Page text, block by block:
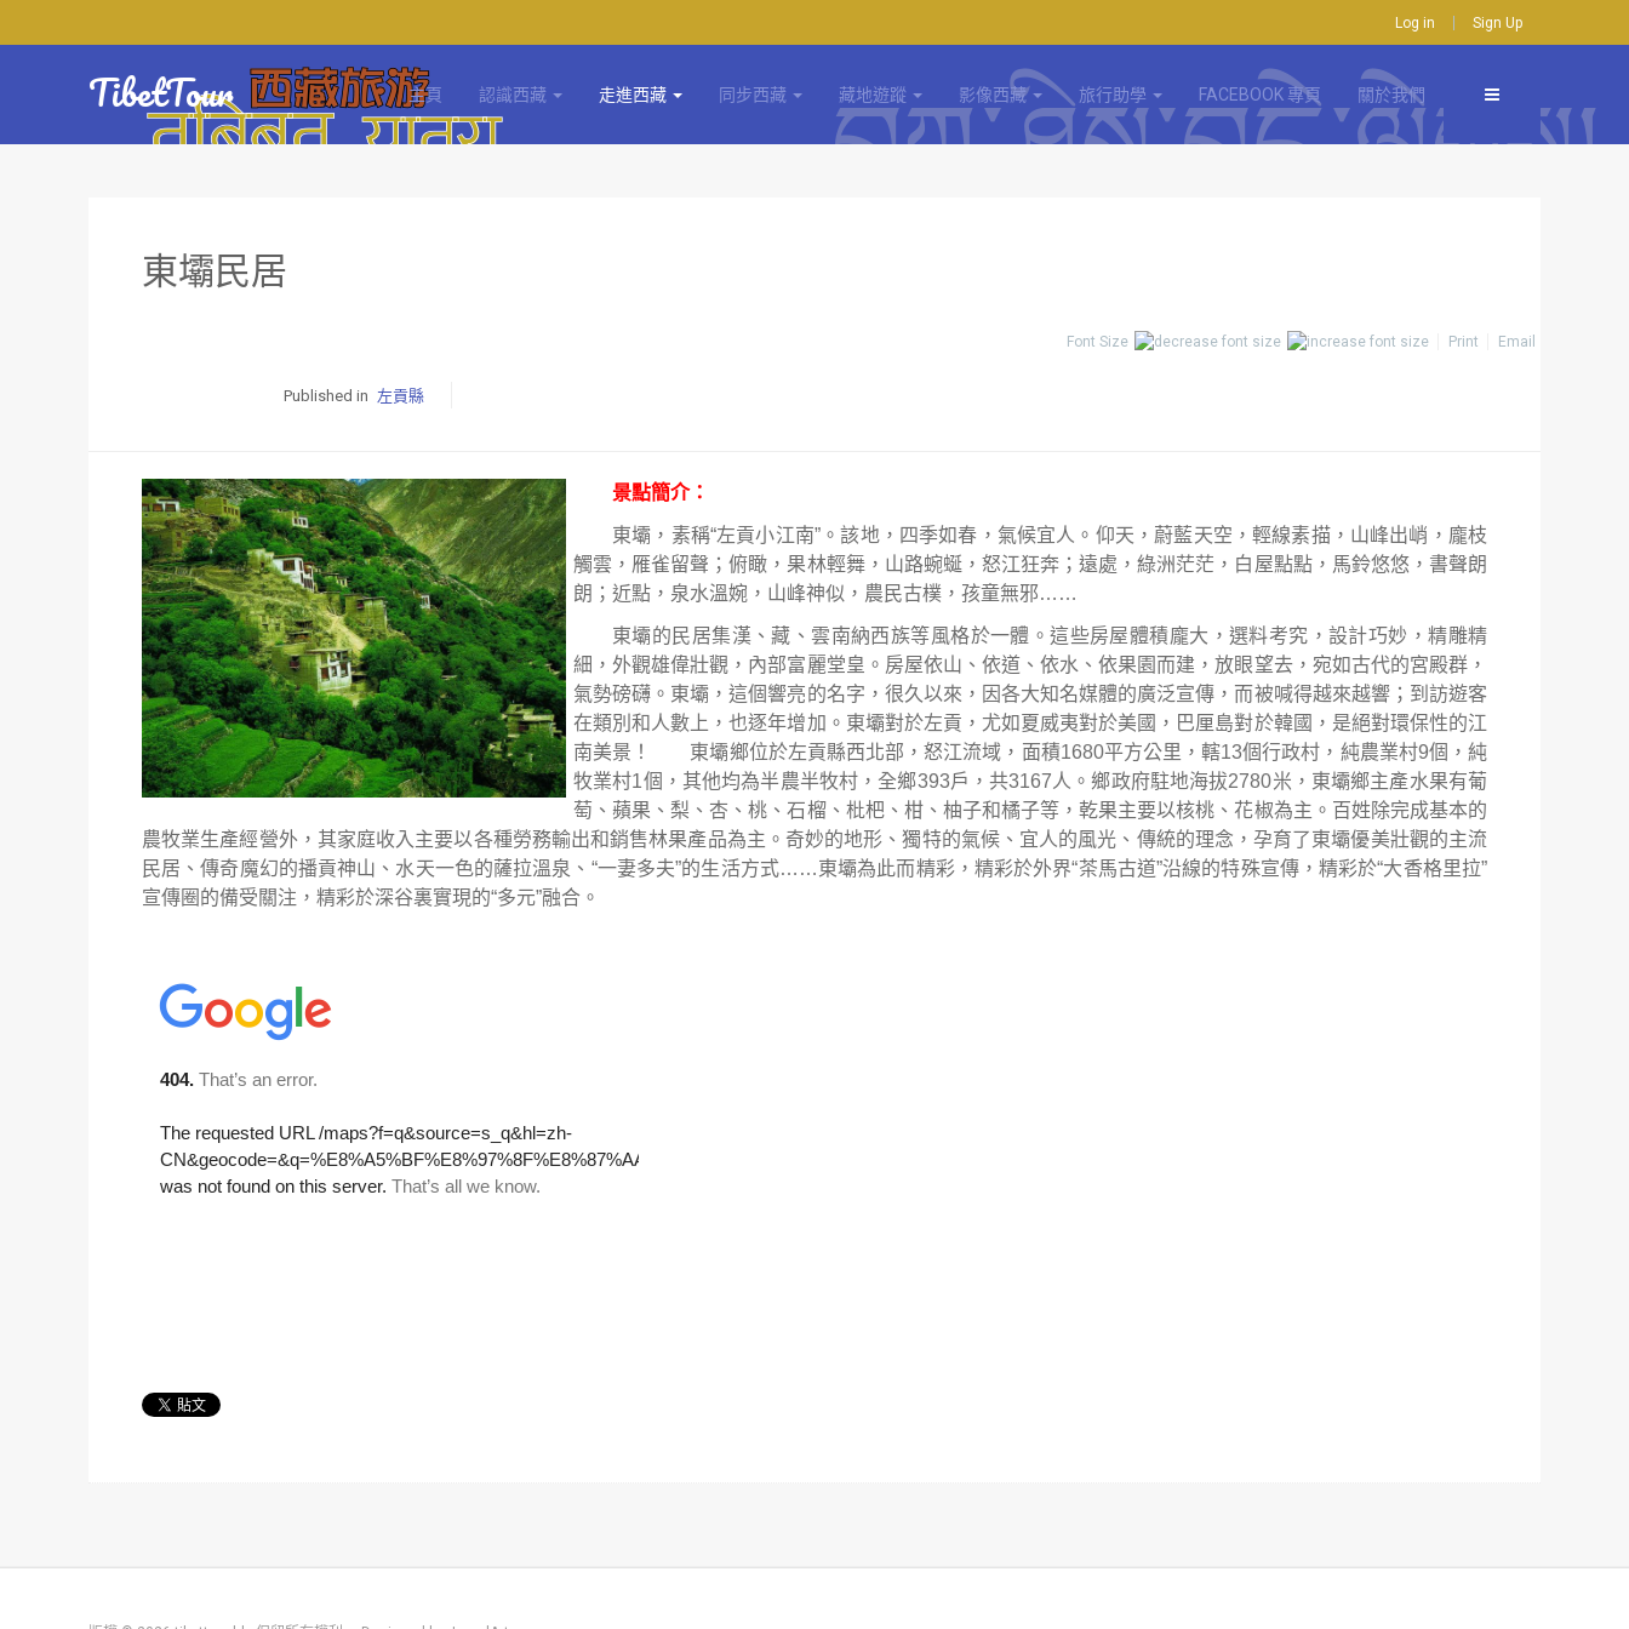
Log in Sign Up
TibetTour 主頁 認識西藏 走進西藏 同步西藏 藏地遊蹤 影像西藏 旅行助學 FACEBOOK 專頁 關於我們
東壩民居
Font Size Print Email
Published in 左貢縣
景點簡介：
東壩，素稱“左貢小江南”。該地，四季如春，氣候宜人。仰天，蔚藍天空，輕線素描，山峰出峭，龐枝
觸雲，雁雀留聲；俯瞰，果林輕舞，山路蜿蜒，怒江狂奔；遠處，綠洲茫茫，白屋點點，馬鈴悠悠，書聲朗
朗；近點，泉水溫婉，山峰神似，農民古樸，孩童無邪……
東壩的民居集漢、藏、雲南納西族等風格於一體。這些房屋體積龐大，選料考究，設計巧妙，精雕精
細，外觀雄偉壯觀，內部富麗堂皇。房屋依山、依道、依水、依果園而建，放眼望去，宛如古代的宮殿群，
氣勢磅礴。東壩，這個響亮的名字，很久以來，因各大知名媒體的廣泛宣傳，而被喊得越來越響；到訪遊客
在類別和人數上，也逐年增加。東壩對於左貢，尤如夏威夷對於美國，巴厘島對於韓國，是絕對環保性的江
南美景！
東壩鄉位於左貢縣西北部，怒江流域，面積1680平方公里，轄13個行政村，純農業村9個，純
牧業村1個，其他均為半農半牧村，全鄉393戶，共3167人。鄉政府駐地海拔2780米，東壩鄉主產水果有葡
萄、蘋果、梨、杏、桃、石榴、枇杷、柑、柚子和橘子等，乾果主要以核桃、花椒為主。百姓除完成基本的
農牧業生產經營外，其家庭收入主要以各種勞務輸出和銷售林果產品為主。奇妙的地形、獨特的氣候、宜人的風光、傳統的理念，孕育了東壩優美壯觀的主流
民居、傳奇魔幻的播貢神山、水天一色的薩拉溫泉、 “一妻多夫”的生活方式……東壩為此而精彩，精彩於外界“茶馬古道”沿線的特殊宣傳，精彩於“大香格里拉”
宣傳圈的備受關注，精彩於深谷裏實現的“多元”融合。